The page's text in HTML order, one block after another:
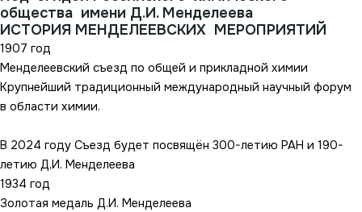
общества имени Д.И. Менделеева
ИСТОРИЯ МЕНДЕЛЕЕВСКИХ МЕРОПРИЯТИЙ
1907 год
Менделеевский съезд по общей и прикладной химии
Крупнейший традиционный международный научный форум
в области химии.
В 2024 году Съезд будет посвящён 300-летию РАН и 190-
летию Д,И. Менделеева
1934 год
Золотая медаль Д.И. Менделеева